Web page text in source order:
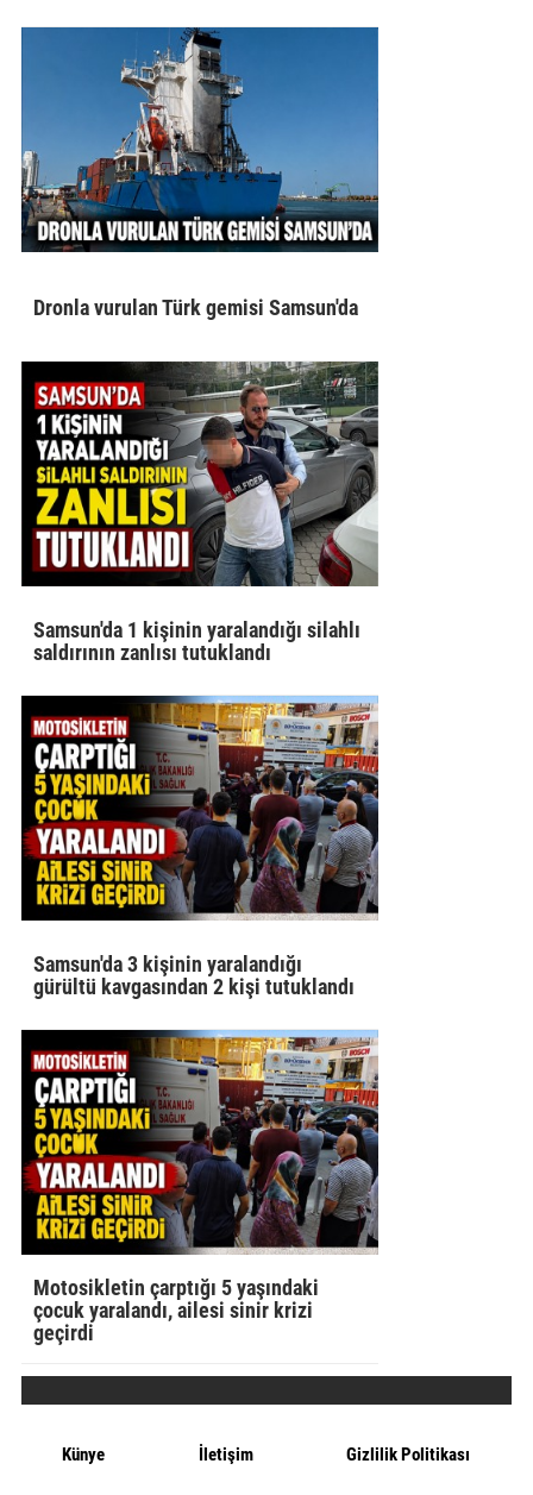
Dronla vurulan Türk gemisi Samsun'da
Samsun'da 1 kişinin yaralandığı silahlı
saldırının zanlısı tutuklandı
Samsun'da 3 kişinin yaralandığı
gürültü kavgasından 2 kişi tutuklandı
Motosikletin çarptığı 5 yaşındaki
çocuk yaralandı, ailesi sinir krizi
geçirdi
Künye İletişim Gizlilik Politikası